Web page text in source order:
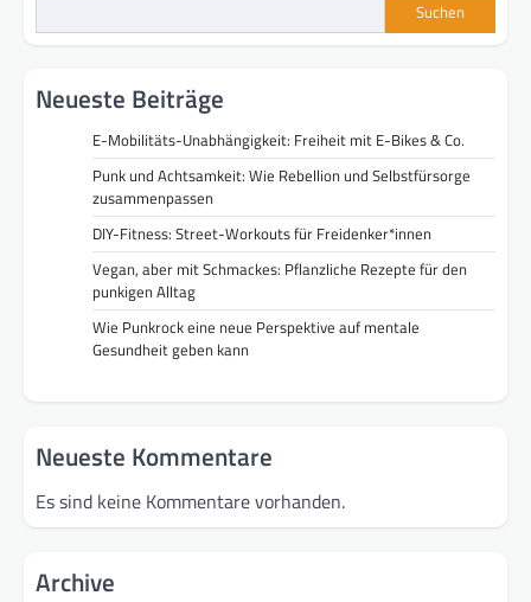
Suchen
Neueste Beiträge
E-Mobilitäts-Unabhängigkeit: Freiheit mit E-Bikes & Co.
Punk und Achtsamkeit: Wie Rebellion und Selbstfürsorge
zusammenpassen
DIY-Fitness: Street-Workouts für Freidenker*innen
Vegan, aber mit Schmackes: Pflanzliche Rezepte für den
punkigen Alltag
Wie Punkrock eine neue Perspektive auf mentale
Gesundheit geben kann
Neueste Kommentare
Es sind keine Kommentare vorhanden.
Archive